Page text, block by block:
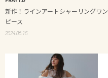
新作！ラインアートシャーリングワン
ピース
2024.06.15